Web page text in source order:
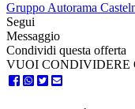
Gruppo Autorama
Segui
Messaggio
Condividi questa offerta
VUOI CONDIVIDERE